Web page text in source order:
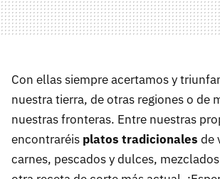
Con ellas siempre acertamos y
nuestra tierra, de otras regiones o de
nuestras fronteras. Entre nuestras
encontraréis platos tradicionales de
carnes, pescados y dulces,